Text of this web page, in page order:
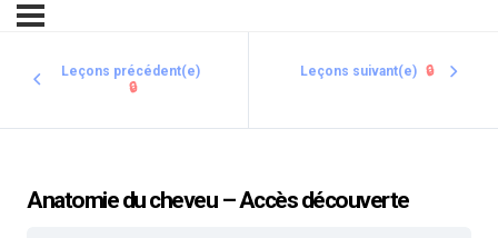
Leçons précédent(e)
🔒
Leçons suivant(e) 🔒
Anatomie du cheveu – Accès découverte